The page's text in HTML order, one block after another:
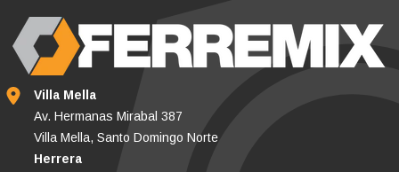
Villa Mella
Av. Hermanas Mirabal 387
Villa Mella, Santo Domingo Norte
Herrera